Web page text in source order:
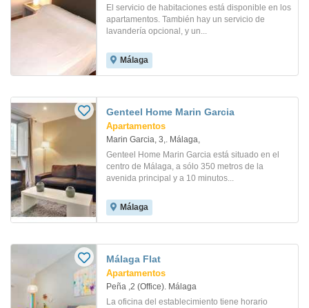
El servicio de habitaciones está disponible en los
apartamentos. También hay un servicio de
lavandería opcional, y un...
Málaga
Genteel Home Marin Garcia
Apartamentos
Marin Garcia, 3,. Málaga,
Genteel Home Marin Garcia está situado en el
centro de Málaga, a sólo 350 metros de la
avenida principal y a 10 minutos...
Málaga
Málaga Flat
Apartamentos
Peña ,2 (Office). Málaga
La oficina del establecimiento tiene horario